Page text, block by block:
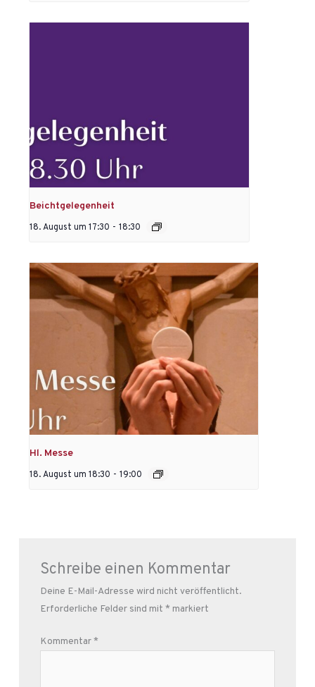
Beichtgelegenheit
18. August um 17:30 - 18:30
Hl. Messe
18. August um 18:30 - 19:00
Schreibe einen Kommentar
Deine E-Mail-Adresse wird nicht veröffentlicht.
Erforderliche Felder sind mit * markiert
Kommentar*